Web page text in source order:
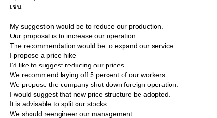
เช่น
My suggestion would be to reduce our production.
Our proposal is to increase our operation.
The recommendation would be to expand our service.
I propose a price hike.
I’d like to suggest reducing our prices.
We recommend laying off 5 percent of our workers.
We propose the company shut down foreign operation.
I would suggest that new price structure be adopted.
It is advisable to split our stocks.
We should reengineer our management.